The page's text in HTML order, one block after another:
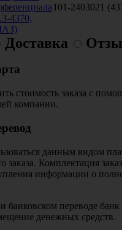
4370,
101-2403021
Доставка
стоимость заказа с
компании.
данным видом
заказа. Комплектация
информации о
переводе банк
денежных средств.